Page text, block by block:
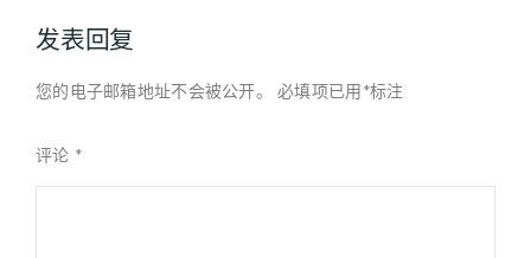
发表回复
您的电子邮箱地址不会被公开。 必填项已用*标注
评论 *